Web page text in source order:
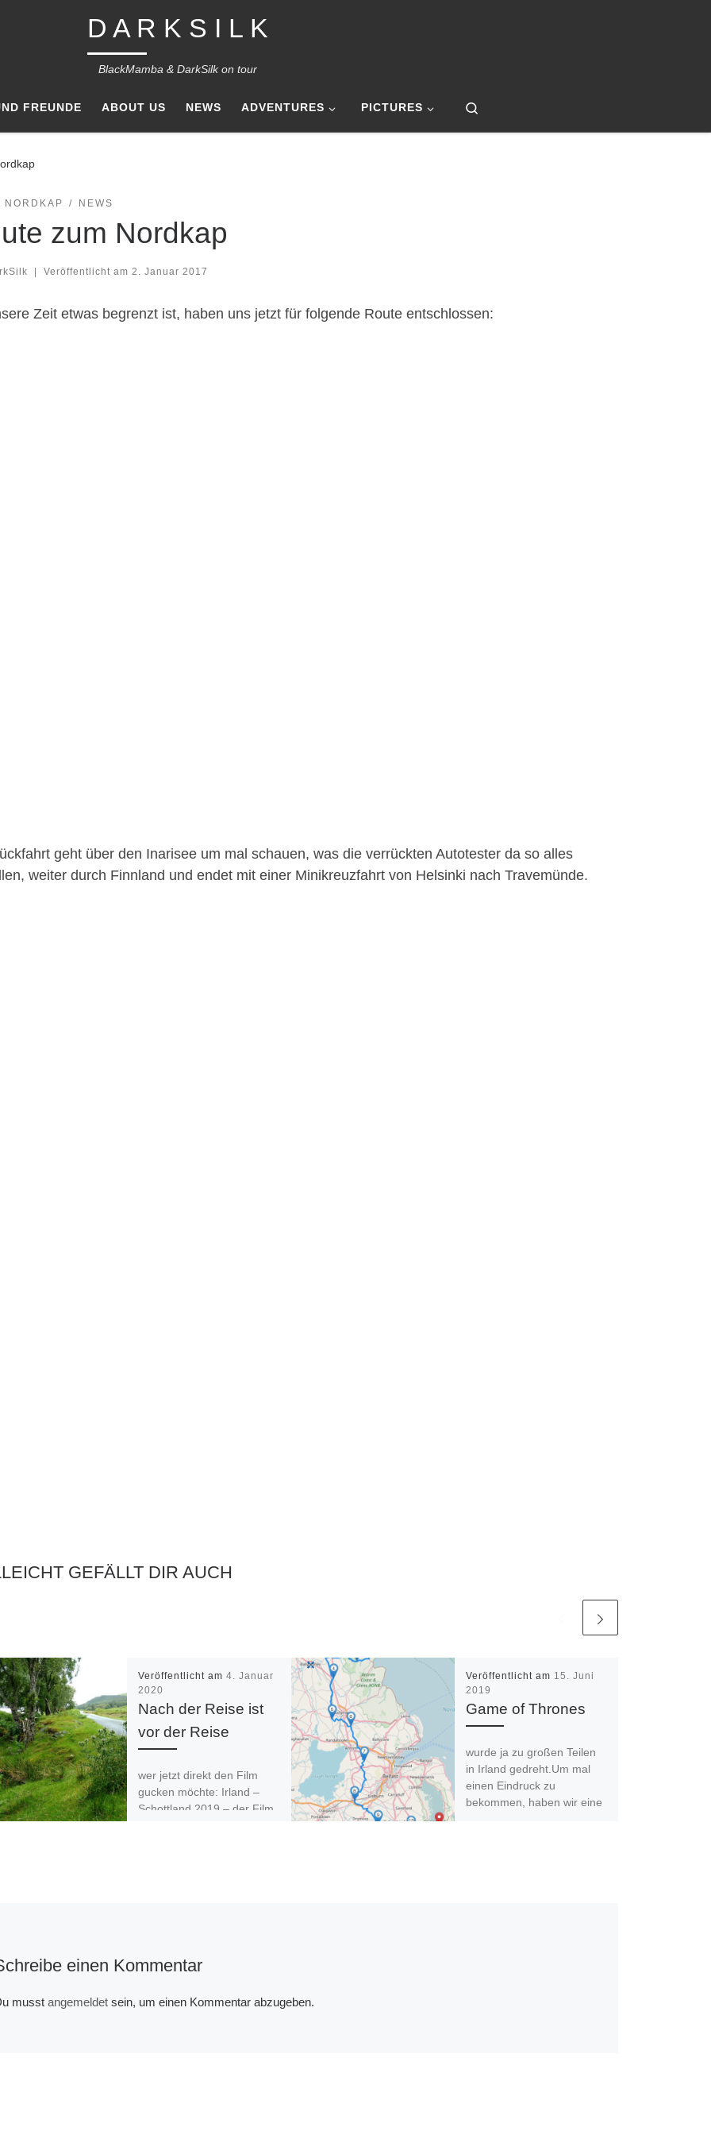
D A R K S I L K
BlackMamba & DarkSilk on tour
FREUNDE ABOUT US NEWS ADVENTURES PICTURES
NEWS
zum Nordkap
Veröffentlicht am 2. Januar 2017
Zeit etwas begrenzt ist, haben uns jetzt für folgende Route entschlossen:
geht über den Inarisee um mal schauen, was die verrückten Autotester da so alles
weiter durch Finnland und endet mit einer Minikreuzfahrt von Helsinki nach Travemünde.
GEFÄLLT DIR AUCH
Veröffentlicht am4. Januar
2020
Nach der Reise ist
vor der Reise
wer jetzt direkt den Film
gucken möchte: Irland –
Schottland 2019 – der Film
Veröffentlicht am 15. Juni
2019
Game of Thrones
wurde ja zu großen Teilen
in Irland gedreht.Um mal
einen Eindruck zu
bekommen, haben wir eine
einen Kommentar
musst angemeldetsein, um einen Kommentar abzugeben.